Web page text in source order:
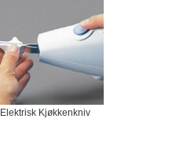
Elektrisk Kjøkkenkniv